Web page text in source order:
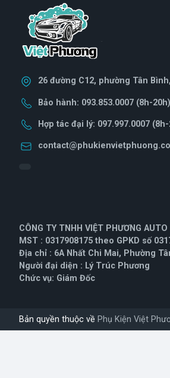
26 đường C12, phường Tân
Bảo hành: 093.853.0007 (8h-20h)
Hợp tác đại lý: 097.997.0007
CÔNG TY TNHH VIỆT PHƯƠNG AUTO
MST : 0317908175 theo GPKD số
Địa chỉ : 6A Nhất Chi Mai, Phường
Người đại diện : Lý Trúc Phương
Chức vụ: Giám Đốc
Bản quyền thuộc về Phụ Kiện Việt